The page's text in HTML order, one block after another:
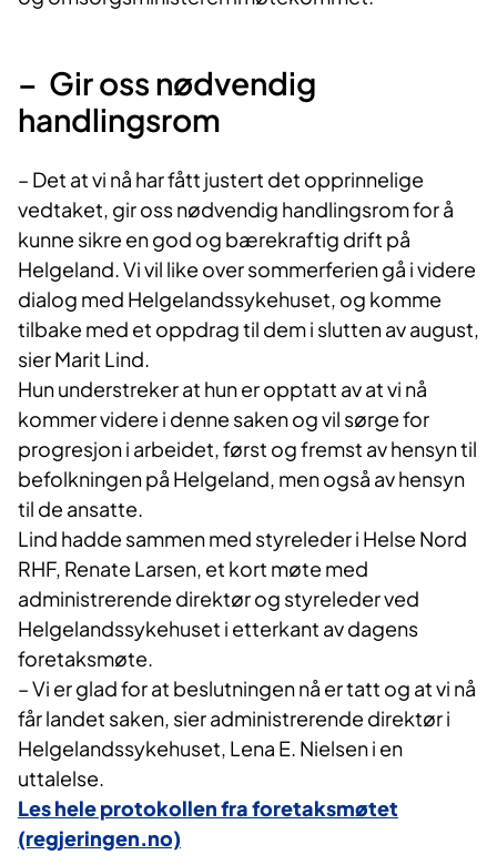
– Gir oss nødvendig
handlingsrom
– Det at vi nå har fått justert det opprinnelige
vedtaket, gir oss nødvendig handlingsrom for å
kunne sikre en god og bærekraftig drift på
Helgeland. Vi vil like over sommerferien gå i videre
dialog med Helgelandssykehuset, og komme
tilbake med et oppdrag til dem i slutten av august,
sier Marit Lind.
Hun understreker at hun er opptatt av at vi nå
kommer videre i denne saken og vil sørge for
progresjon i arbeidet, først og fremst av hensyn til
befolkningen på Helgeland, men også av hensyn
til de ansatte.
Lind hadde sammen med styreleder i Helse Nord
RHF, Renate Larsen, et kort møte med
administrerende direktør og styreleder ved
Helgelandssykehuset i etterkant av dagens
foretaksmøte.
– Vi er glad for at beslutningen nå er tatt og at vi nå
får landet saken, sier administrerende direktør i
Helgelandssykehuset, Lena E. Nielsen i en
uttalelse.
Les hele protokollen fra foretaksmøtet
(regjeringen.no)